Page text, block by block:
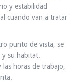
y estabilidad
cuando van a tratar
punto de vista, se
y su habitat.
las horas de trabajo,